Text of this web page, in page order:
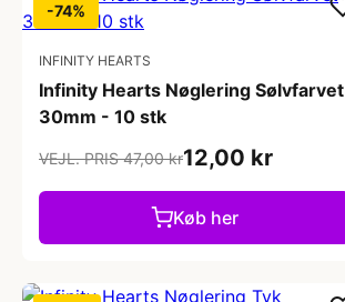
-74%
INFINITY HEARTS
Infinity Hearts Nøglering Sølvfarvet
30mm - 10 stk
VEJL. PRIS 47,00 kr12,00 kr
Køb her